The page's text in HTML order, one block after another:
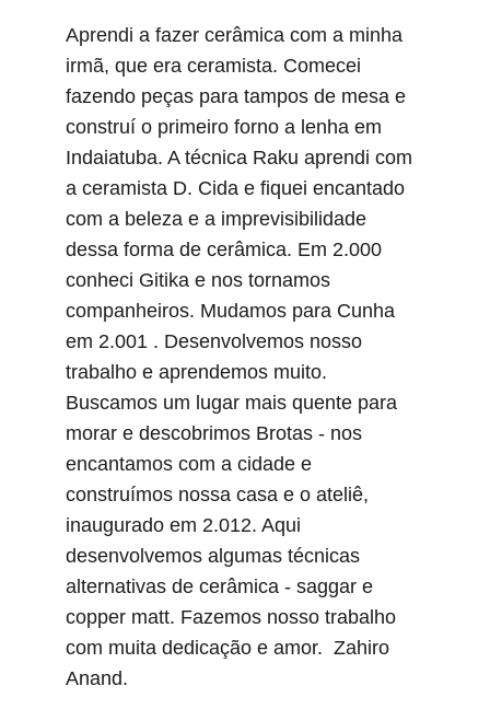
Aprendi a fazer cerâmica com a minha
irmã, que era ceramista. Comecei
fazendo peças para tampos de mesa e
construí o primeiro forno a lenha em
Indaiatuba. A técnica Raku aprendi com
a ceramista D. Cida e fiquei encantado
com a beleza e a imprevisibilidade
dessa forma de cerâmica. Em 2.000
conheci Gitika e nos tornamos
companheiros. Mudamos para Cunha
em 2.001 . Desenvolvemos nosso
trabalho e aprendemos muito.
Buscamos um lugar mais quente para
morar e descobrimos Brotas - nos
encantamos com a cidade e
construímos nossa casa e o ateliê,
inaugurado em 2.012. Aqui
desenvolvemos algumas técnicas
alternativas de cerâmica - saggar e
copper matt. Fazemos nosso trabalho
com muita dedicação e amor.  Zahiro
Anand.